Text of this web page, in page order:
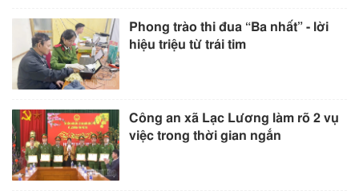
Phong trào thi đua “Ba nhất” - lời
hiệu triệu từ trái tim
Công an xã Lạc Lương làm rõ 2 vụ
việc trong thời gian ngắn